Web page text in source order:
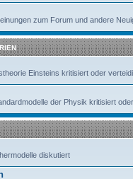
zum Forum und andere
Einsteins kritisiert oder
der Physik kritisiert
diskutiert